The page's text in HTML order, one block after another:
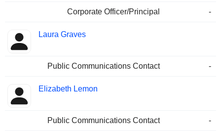
Corporate Officer/Principal -
Laura Graves
Public Communications Contact -
Elizabeth Lemon
Public Communications Contact -